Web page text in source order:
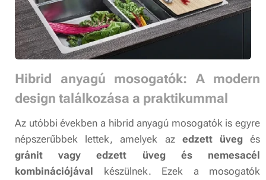
Hibrid anyagú mosogatók: A modern
design találkozása a praktikummal
Az utóbbi években a hibrid anyagú mosogatók is egyre
népszerűbbek lettek, amelyek az edzett üvegés
gránit vagy edzett üveg és nemesacél
kombinációjával készülnek. Ezek a mosogatók